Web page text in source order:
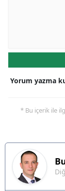
Yorum yazma
* Bu içerik ile